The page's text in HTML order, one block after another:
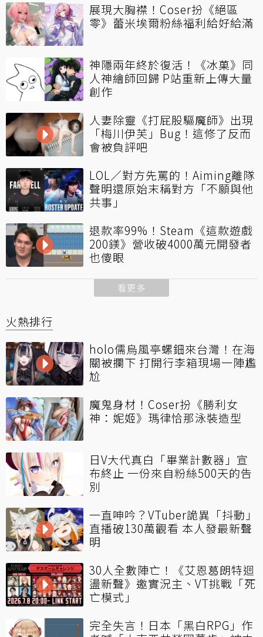
展現大胸襟！Coser扮《絕區
零》蕾米埃爾粉絲福利給好給滿
神隱兩年終於復活！《冰菓》同
人神繪師回歸 P站重新上傳大量
創作
人妻除靈《打屁股驅魔師》出現
「梅川伊芙」Bug！這修了反而
會被負評吧
LOL／對方先罵的！Aiming離隊
聲明還原始末稱對方「不願與他
共事」
退款率99%！Steam《這款遊戲
200鎂》營收破4000萬元開發者
也傻眼
看更多
火熱排行
holo儒烏風亭螺鈿來台灣！在海
關被攔下 打開行李箱現場一陣尷
尬
魔鬼身材！Coser扮《勝利女
神：妮姬》瑪律恰那泳裝造型
日V大代真白「畢業計數器」宣
布終止 一份來自粉絲500天的告
別
一直呻吟？VTuber詭異「抖動」
直播破130萬觀看 本人發最新聲
明
30人全數陣亡！《艾恩葛朗特迴
盪新聲》邀實況主、VT挑戰「死
亡模式」
完全失言！日本「黑白RPG」作